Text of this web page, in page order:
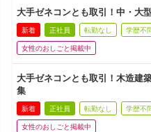
大手ゼネコンとも取引！中・大
新着 正社員 転勤なし 学歴不
女性のおしごと掲載中
大手ゼネコンとも取引！木造建
集
新着 正社員 転勤なし 学歴不
女性のおしごと掲載中